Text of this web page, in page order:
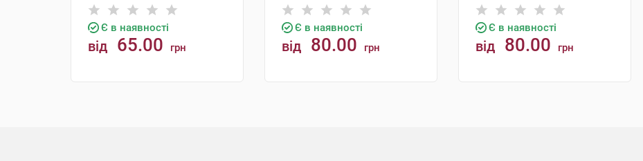
Є в наявності
від 65.00 грн
Є в наявності
від 80.00 грн
Є в наявності
від 80.00 грн